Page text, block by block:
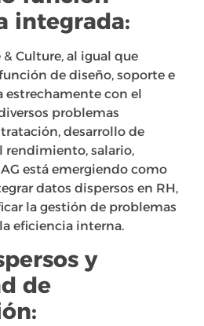
integrada:
Culture, al igual que
de diseño, soporte e
estrechamente con el
problemas
desarrollo de
rendimiento, salario,
está emergiendo como
datos dispersos en RH,
la gestión de problemas
eficiencia interna.
y
de